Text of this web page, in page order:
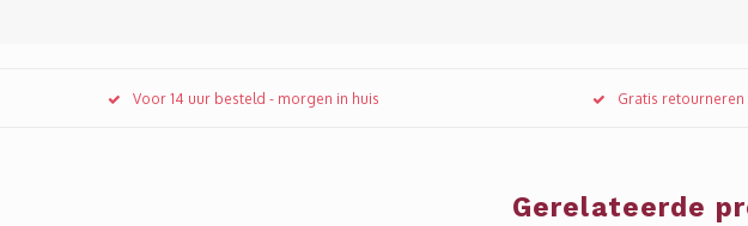
Voor 14 uur besteld - morgen in huis Gratis retourneren
Gerelateerde